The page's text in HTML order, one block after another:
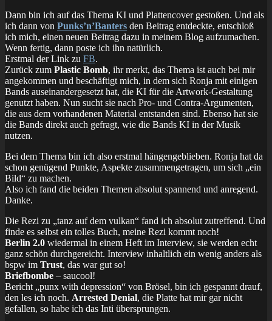
Dann bin ich auf das Thema KI und Plattencover gestoßen. Und als
ich dann von Punks’n’Banters den Beitrag entdeckte, entschloß
ich mich, einen neuen Beitrag dazu in meinem Blog aufzumachen.
Wenn fertig, dann poste ich ihn natürlich.
Erstmal der Link zu FB.
Zurück zum Plastic Bomb, ihr merkt, das Thema ist auch bei mir
angekommen und beschäftigt mich, in dem sich Ronja mit einigen
Bands auseinandergesetzt hat, die KI für die Artwork-Gestaltung
genutzt haben. Nun sucht sie nach Pro- und Contra-Argumenten,
die aus dem vorhandenen Material entstanden sind. Ebenso hat sie
die Bands direkt auch gefragt, wie die Bands KI in der Musik
nutzen.
Bei dem Thema bin ich also erstmal hängengeblieben. Ronja hat da
schon genügend Punkte, Aspekte zusammengetragen, um sich „ein
Bild“ zu machen.
Also ich fand die beiden Themen absolut spannend und anregend.
Danke.
Die Rezi zu „tanz auf dem vulkan“ fand ich absolut zutreffend. Und
finde es selbst ein tolles Buch, meine Rezi kommt noch!
Berlin 2.0 wiedermal in einem Heft im Interview, sie werden echt
ganz schön durchgereicht. Interview inhaltlich ein wenig anders als
bspw im Trust, das war gut so!
Briefbombe – saucool!
Bericht „punx with depression“ von Brösel, bin ich gespannt drauf,
den les ich noch. Arrested Denial, die Platte hat mir gar nicht
gefallen, so habe ich das Inti übersprungen.